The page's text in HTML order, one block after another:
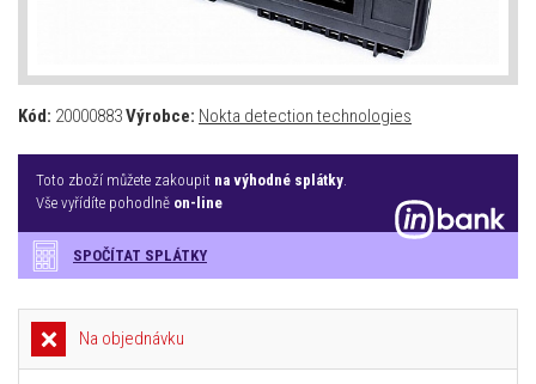
Kód: 20000883Výrobce: Nokta detection technologies
Toto zboží můžete zakoupit na výhodné splátky
Vše vyřídíte pohodlně on-line
SPOČÍTAT SPLÁTKY
Na objednávku